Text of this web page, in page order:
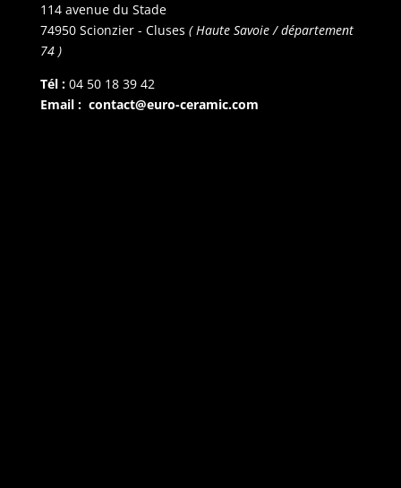
114 avenue du Stade
74950 Scionzier - Cluses ( Haute Savoie / département
74 )
Tél :04 50 18 39 42
Email : contact@euro-ceramic.com